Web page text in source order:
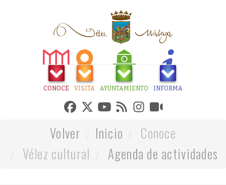
CONOCE VISITA AYUNTAMIENTO INFORMA
Volver Inicio
Conoce
Vélez cultural
Agenda de actividades